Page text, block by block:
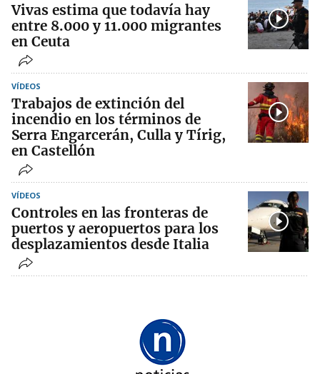
Vivas estima que todavía hay
entre 8.000 y 11.000 migrantes
en Ceuta
VÍDEOS
Trabajos de extinción del
incendio en los términos de
Serra Engarcerán, Culla y Tírig,
en Castellón
VÍDEOS
Controles en las fronteras de
puertos y aeropuertos para los
desplazamientos desde Italia